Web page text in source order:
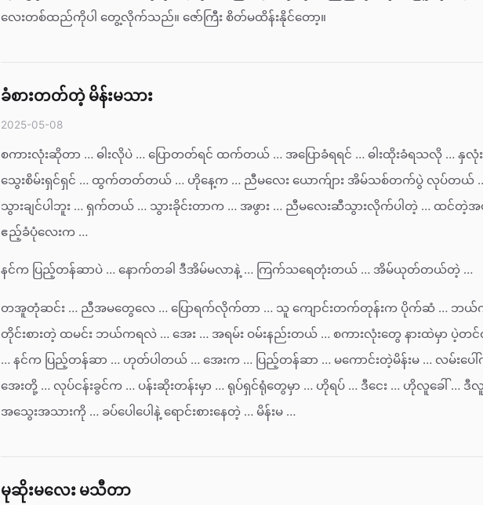
လေးတစ်ထည်ကိုပါ တွေ့လိုက်သည်။ ဇော်ကြီး စိတ်မထိန်းနိုင်တော့။
ခံစားတတ်တဲ့ မိန်းမသား
2025-05-08
စကားလုံးဆိုတာ … ဓါးလိုပဲ … ပြောတတ်ရင် ထက်တယ် … အပြောခံရရင် … ဓါးထိုးခံရသလို … နှလုံး
သွေးစိမ်းရှင်ရှင် … ထွက်တတ်တယ် … ဟိုနေ့က … ညီမလေး ယောက်ျား အိမ်သစ်တက်ပွဲ လုပ်တယ် …
သွားချင်ပါဘူး … ရှက်တယ် … သွားခိုင်းတာက … အဖွား … ညီမလေးဆီသွားလိုက်ပါတဲ့ … ထင်တဲ့အ
ဧည့်ခံပုံလေးက …
နင်က ပြည့်တန်ဆာပဲ … နောက်တခါ ဒီအိမ်မလာနဲ့ … ကြက်သရေတုံးတယ် … အိမ်ယုတ်တယ်တဲ့ …
တအူတုံဆင်း … ညီအမတွေလေ … ပြောရက်လိုက်တာ … သူ ကျောင်းတက်တုန်းက ပိုက်ဆံ … ဘယ်
တိုင်းစားတဲ့ ထမင်း ဘယ်ကရလဲ … အေး … အရမ်း ဝမ်းနည်းတယ် … စကားလုံးတွေ နားထဲမှာ ပဲ့
… နင်က ပြည့်တန်ဆာ … ဟုတ်ပါတယ် … အေးက … ပြည့်တန်ဆာ … မကောင်းတဲ့မိန်းမ … လမ်းပေါ်
အေးတို့ … လုပ်ငန်းခွင်က … ပန်းဆိုးတန်းမှာ … ရုပ်ရှင်ရုံတွေမှာ … ဟိုရပ် … ဒီငေး … ဟိုလူခေါ် … ဒီလူ
အသွေးအသားကို … ခပ်ပေါပေါနဲ့ ရောင်းစားနေတဲ့ … မိန်းမ …
မုဆိုးမလေး မသီတာ